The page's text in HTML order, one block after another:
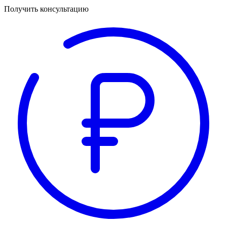
Получить консультацию